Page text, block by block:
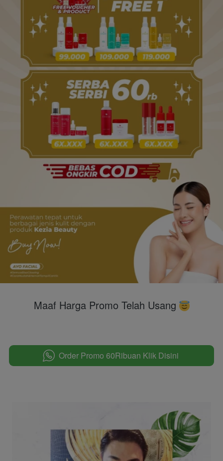
Maaf Harga Promo Telah Usang
` Order Promo 60Ribuan Klik Disini